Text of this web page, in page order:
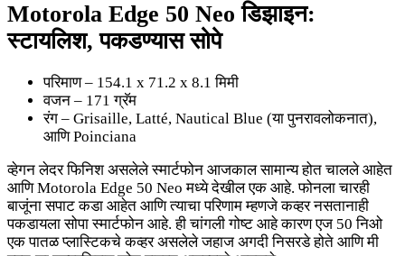
Motorola Edge 50 Neo डिझाइन:
स्टायलिश, पकडण्यास सोपे
परिमाण – 154.1 x 71.2 x 8.1 मिमी
वजन – 171 ग्रॅम
रंग – Grisaille, Latté, Nautical Blue (या पुनरावलोकनात),
आणि Poinciana
व्हेगन लेदर फिनिश असलेले स्मार्टफोन आजकाल सामान्य होत चालले आहेत
आणि Motorola Edge 50 Neo मध्ये देखील एक आहे. फोनला चारही
बाजूंना सपाट कडा आहेत आणि त्याचा परिणाम म्हणजे कव्हर नसतानाही
पकडायला सोपा स्मार्टफोन आहे. ही चांगली गोष्ट आहे कारण एज 50 निओ
एक पातळ प्लास्टिकचे कव्हर असलेले जहाज अगदी निसरडे होते आणि मी